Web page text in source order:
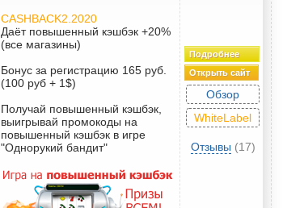
CASHBACK2.2020
Даёт повышенный кэшбэк +20%
(все магазины)
Бонус за регистрацию 165 руб.
(100 руб + 1$)
Получай повышенный кэшбэк,
выигрывай промокоды на
повышенный кэшбэк в игре
"Однорукий бандит"
Подробнее
Открыть сайт
Обзор
WhiteLabel
Отзывы (17)